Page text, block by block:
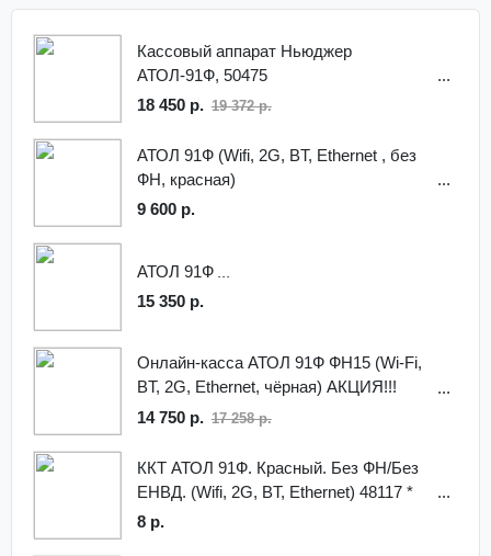
Кассовый аппарат Ньюджер
АТОЛ-91Ф, 50475
18 450 р. 19 372 р.
АТОЛ 91Ф (Wifi, 2G, BT, Ethernet , без
ФН, красная)
9 600 р.
АТОЛ 91Ф
15 350 р.
Онлайн-касса АТОЛ 91Ф ФН15 (Wi-Fi,
BT, 2G, Ethernet, чёрная) АКЦИЯ!!!
Детектор валют в подарок!
14 750 р. 17 258 р.
ККТ АТОЛ 91Ф. Красный. Без ФН/Без
ЕНВД. (Wifi, 2G, BT, Ethernet) 48117 *
8 р.